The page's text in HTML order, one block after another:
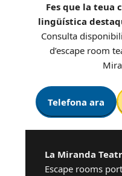
Fes que la teua
lingüística
Consulta
d’escape room
Telefona ara
La Miranda
Escape rooms